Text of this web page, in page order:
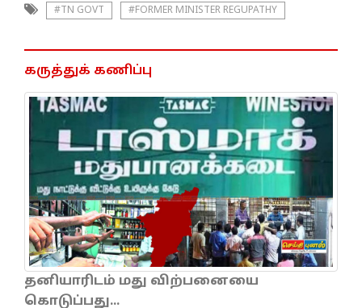
#TN GOVT #FORMER MINISTER REGUPATHY
கருத்துக் கணிப்பு
தனியாரிடம் மது விற்பனையை
கொடுப்பது...